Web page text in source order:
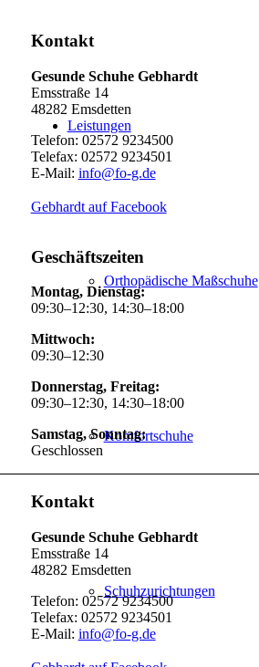
Leistungen
Orthopädische Maßschuhe
Komfortschuhe
Schuhzurichtungen
Kontakt
Gesunde Schuhe Gebhardt
Emsstraße 14
48282 Emsdetten
Telefon: 02572 9234500
Telefax: 02572 9234501
E-Mail: info@fo-g.de
Gebhardt auf Facebook
Geschäftszeiten
Montag, Dienstag:
09:30–12:30, 14:30–18:00
Mittwoch:
09:30–12:30
Donnerstag, Freitag:
09:30–12:30, 14:30–18:00
Samstag, Sonntag:
Geschlossen
Kontakt
Gesunde Schuhe Gebhardt
Emsstraße 14
48282 Emsdetten
Telefon: 02572 9234500
Telefax: 02572 9234501
E-Mail: info@fo-g.de